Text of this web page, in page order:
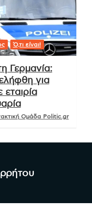
Ό,τι είναι!
Γερμανία:
για
εταιρία
Ομάδα Politic.gr